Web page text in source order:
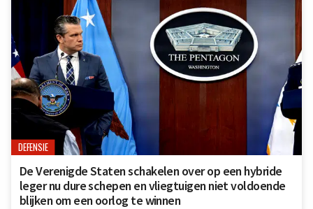
DEFENSIE
De Verenigde Staten schakelen over op een hybride
leger nu dure schepen en vliegtuigen niet voldoende
blijken om een oorlog te winnen